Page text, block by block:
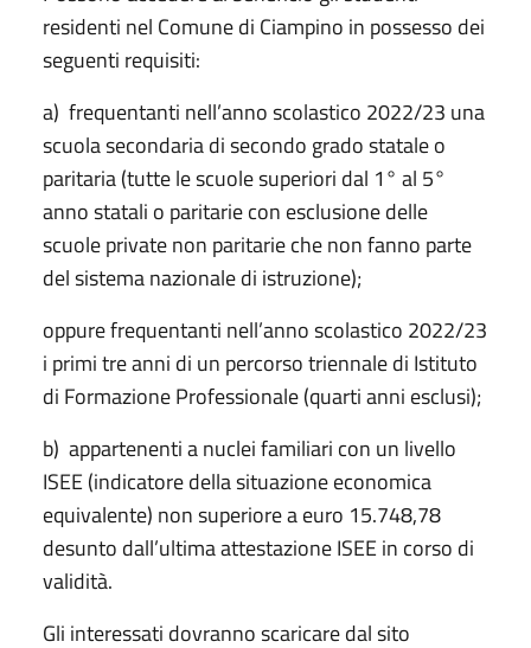
residenti nel Comune di Ciampino in possesso dei
seguenti requisiti:
a) frequentanti nell’anno scolastico 2022/23 una
scuola secondaria di secondo grado statale o
paritaria (tutte le scuole superiori dal 1° al 5°
anno statali o paritarie con esclusione delle
scuole private non paritarie che non fanno parte
del sistema nazionale di istruzione);
oppure frequentanti nell’anno scolastico 2022/23
i primi tre anni di un percorso triennale di Istituto
di Formazione Professionale (quarti anni esclusi);
b) appartenenti a nuclei familiari con un livello
ISEE (indicatore della situazione economica
equivalente) non superiore a euro 15.748,78
desunto dall’ultima attestazione ISEE in corso di
validità.
Gli interessati dovranno scaricare dal sito